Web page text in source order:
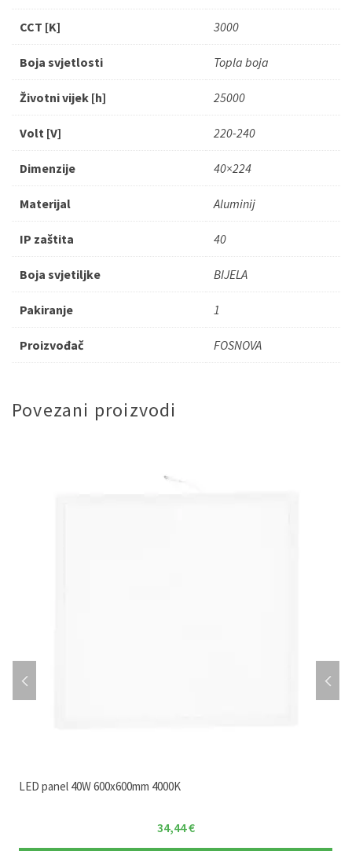
CCT [K] 3000
Boja svjetlosti Topla boja
Životni vijek [h] 25000
Volt [V] 220-240
Dimenzije 40×224
Materijal Aluminij
IP zaštita 40
Boja svjetiljke BIJELA
Pakiranje 1
Proizvođač FOSNOVA
Povezani proizvodi
LED panel 40W 600x600mm 4000K
34,44€